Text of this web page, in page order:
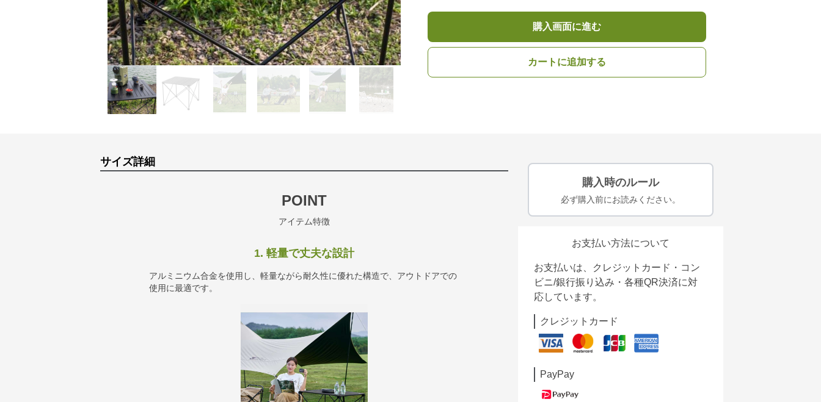
購入画面に進む
カートに追加する
サイズ詳細
POINT
アイテム特徴
1. 軽量で丈夫な設計
アルミニウム合金を使用し、軽量ながら耐久性に優れた構造で、アウトドアでの
使用に最適です。
購入時のルール
必ず購入前にお読みください。
お支払い方法について
お支払いは、クレジットカード・コン
ビニ/銀行振り込み・各種QR決済に対
応しています。
クレジットカード
PayPay